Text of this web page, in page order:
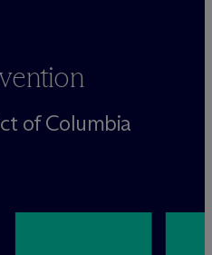
of Columbia